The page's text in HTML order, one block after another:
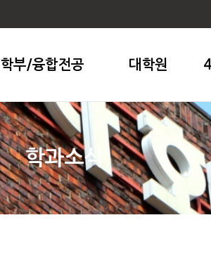
학부/융합전공 대학원
학과소식